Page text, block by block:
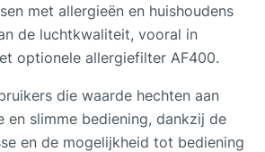
met allergieën en huishoudens
de luchtkwaliteit, vooral in
optionele allergiefilter AF400.
die waarde hechten aan
en slimme bediening, dankzij de
en de mogelijkheid tot bediening